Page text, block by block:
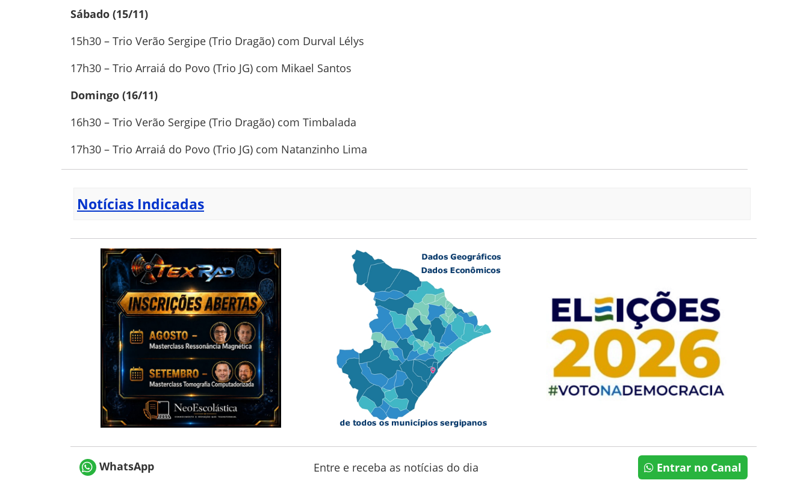
Sábado (15/11)
15h30 – Trio Verão Sergipe (Trio Dragão) com Durval Lélys
17h30 – Trio Arraiá do Povo (Trio JG) com Mikael Santos
Domingo (16/11)
16h30 – Trio Verão Sergipe (Trio Dragão) com Timbalada
17h30 – Trio Arraiá do Povo (Trio JG) com Natanzinho Lima
Notícias Indicadas
WhatsApp Entre e receba as notícias do dia Entrar no Canal